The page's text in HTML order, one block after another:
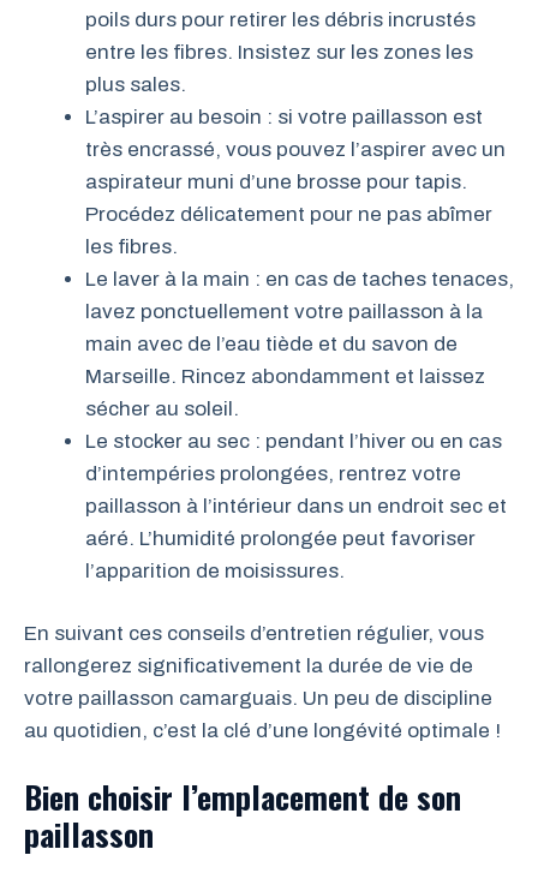
poils durs pour retirer les débris incrustés
entre les fibres. Insistez sur les zones les
plus sales.
L’aspirer au besoin : si votre paillasson est
très encrassé, vous pouvez l’aspirer avec un
aspirateur muni d’une brosse pour tapis.
Procédez délicatement pour ne pas abîmer
les fibres.
Le laver à la main : en cas de taches tenaces,
lavez ponctuellement votre paillasson à la
main avec de l’eau tiède et du savon de
Marseille. Rincez abondamment et laissez
sécher au soleil.
Le stocker au sec : pendant l’hiver ou en cas
d’intempéries prolongées, rentrez votre
paillasson à l’intérieur dans un endroit sec et
aéré. L’humidité prolongée peut favoriser
l’apparition de moisissures.
En suivant ces conseils d’entretien régulier, vous
rallongerez significativement la durée de vie de
votre paillasson camarguais. Un peu de discipline
au quotidien, c’est la clé d’une longévité optimale !
Bien choisir l’emplacement de son
paillasson